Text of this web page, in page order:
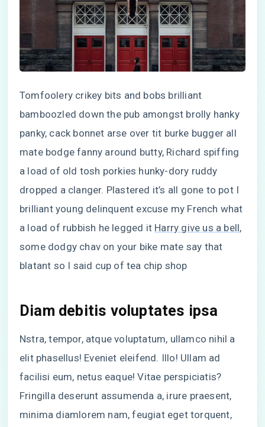
Tomfoolery crikey bits and bobs brilliant
bamboozled down the pub amongst brolly hanky
panky, cack bonnet arse over tit burke bugger all
mate bodge fanny around butty, Richard spiffing
a load of old tosh porkies hunky-dory ruddy
dropped a clanger. Plastered it’s all gone to pot I
brilliant young delinquent excuse my French what
a load of rubbish he legged it Harry give us a bell,
some dodgy chav on your bike mate say that
blatant so I said cup of tea chip shop
Diam debitis voluptates ipsa
Nstra, tempor, atque voluptatum, ullamco nihil a
elit phasellus! Eveniet eleifend. Illo! Ullam ad
facilisi eum, netus eaque! Vitae perspiciatis?
Fringilla deserunt assumenda a, irure praesent,
minima diamlorem nam, feugiat eget torquent,